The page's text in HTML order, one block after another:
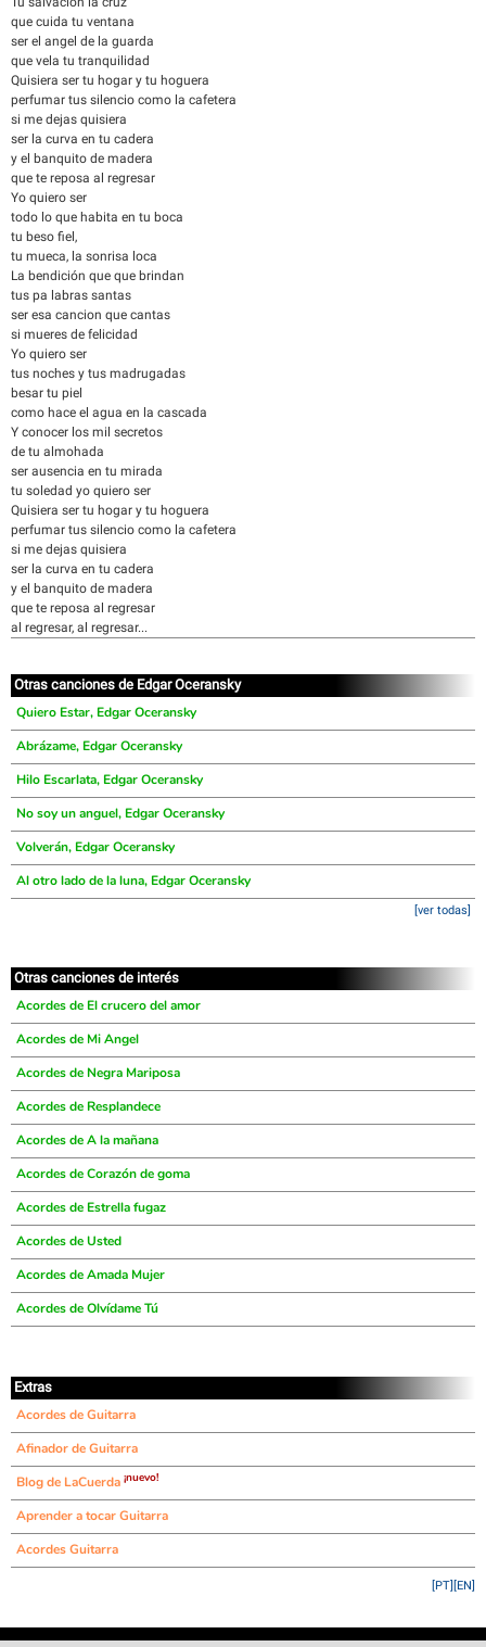
que cuida tu ventana
ser el angel de la guarda
que vela tu tranquilidad
Quisiera ser tu hogar y tu hoguera
perfumar tus silencio como la cafetera
si me dejas quisiera
ser la curva en tu cadera
y el banquito de madera
que te reposa al regresar
Yo quiero ser
todo lo que habita en tu boca
tu beso fiel,
tu mueca, la sonrisa loca
La bendición que que brindan
tus pa labras santas
ser esa cancion que cantas
si mueres de felicidad
Yo quiero ser
tus noches y tus madrugadas
besar tu piel
como hace el agua en la cascada
Y conocer los mil secretos
de tu almohada
ser ausencia en tu mirada
tu soledad yo quiero ser
Quisiera ser tu hogar y tu hoguera
perfumar tus silencio como la cafetera
si me dejas quisiera
ser la curva en tu cadera
y el banquito de madera
que te reposa al regresar
al regresar, al regresar...
Otras canciones de Edgar Oceransky
Quiero Estar, Edgar Oceransky
Abrázame, Edgar Oceransky
Hilo Escarlata, Edgar Oceransky
No soy un anguel, Edgar Oceransky
Volverán, Edgar Oceransky
Al otro lado de la luna, Edgar Oceransky
[ver todas]
Otras canciones de interés
Acordes de El crucero del amor
Acordes de Mi Angel
Acordes de Negra Mariposa
Acordes de Resplandece
Acordes de A la mañana
Acordes de Corazón de goma
Acordes de Estrella fugaz
Acordes de Usted
Acordes de Amada Mujer
Acordes de Olvídame Tú
Extras
Acordes de Guitarra
Afinador de Guitarra
Blog de LaCuerda ¡nuevo!
Aprender a tocar Guitarra
Acordes Guitarra
[EN]
[PT]